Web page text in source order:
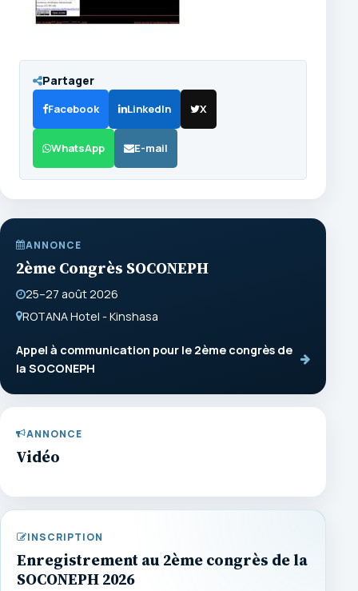
Partager
Facebook LinkedIn X
WhatsApp E-mail
ANNONCE
2ème Congrès SOCONEPH
25–27 août 2026
ROTANA Hotel - Kinshasa
Appel à communication pour le 2ème congrès de
la SOCONEPH
ANNONCE
Vidéo
INSCRIPTION
Enregistrement au 2ème congrès de la
SOCONEPH 2026